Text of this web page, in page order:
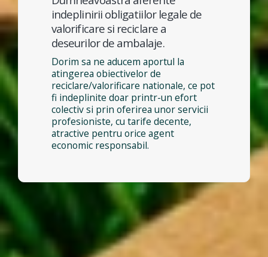
indeplinirii obligatiilor legale de
valorificare si reciclare a
deseurilor de ambalaje.
Dorim sa ne aducem aportul la
atingerea obiectivelor de
reciclare/valorificare nationale, ce pot
fi indeplinite doar printr-un efort
colectiv si prin oferirea unor servicii
profesioniste, cu tarife decente,
atractive pentru orice agent
economic responsabil.